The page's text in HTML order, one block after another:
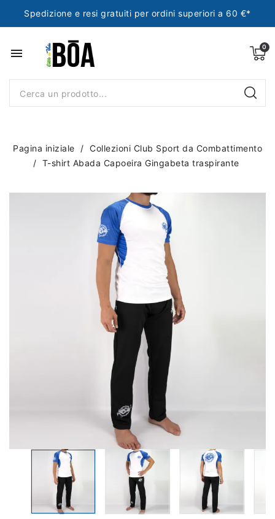
Spedizione e resi gratuiti per ordini superiori a 60 €*
menu
Pagina iniziale
Collezioni Club Sport da Combattimento
T-shirt Abada Capoeira Gingabeta traspirante